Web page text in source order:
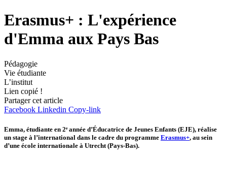
Erasmus+ : L'expérience
d'Emma aux Pays Bas
Pédagogie
Vie étudiante
L’institut
Lien copié !
Partager cet article
Facebook Linkedin Copy-link
Emma, étudiante en 2ᵉ année d’Éducatrice de Jeunes Enfants (EJE), réalise
un stage à l’international dans le cadre du programme Erasmus+, au sein
d’une école internationale à Utrecht (Pays-Bas).